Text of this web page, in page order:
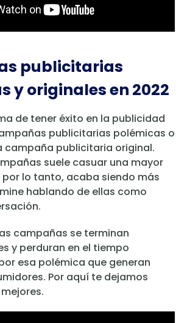
publicitarias
y originales en 2022
de tener éxito en la publicidad
publicitarias polémicas o
campaña publicitaria original.
suele casuar una mayor
lo tanto, acaba siendo más
hablando de ellas como
campañas se terminan
y perduran en el tiempo
esa polémica que generan
Por aquí te dejamos